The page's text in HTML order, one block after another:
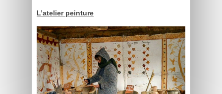
L’atelier peinture